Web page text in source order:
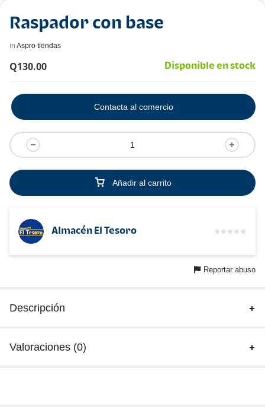
Raspador con base
in Aspro tiendas
Q130.00 Disponible en stock
Añadir al carrito
Contacta al comercio
Almacén El Tesoro
Reportar abuso
Descripción
Valoraciones (0)